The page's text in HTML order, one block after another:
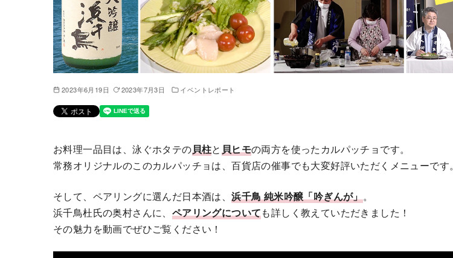
2023年6月19日 2023年7月3日 イベントレポート
お料理一品目は、泳ぐホタテの貝柱と貝ヒモの両方を使ったカルパッチョです。
常務オリジナルのこのカルパッチョは、百貨店の催事でも大変好評いただくメニューです。
そして、ペアリングに選んだ日本酒は、浜千鳥 純米吟醸「吟ぎんが」。
浜千鳥杜氏の奥村さんに、 ペアリングについても詳しく教えていただきました！
その魅力を動画でぜひご覧ください！